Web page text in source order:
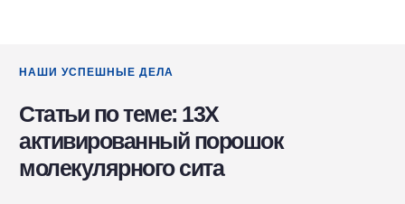
НАШИ УСПЕШНЫЕ ДЕЛА
Статьи по теме: 13X
активированный порошок
молекулярного сита